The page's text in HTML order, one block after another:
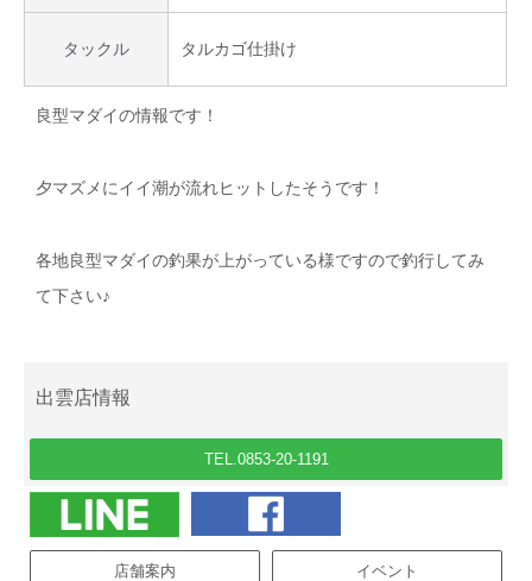
タックル タルカゴ仕掛け
良型マダイの情報です！
夕マズメにイイ潮が流れヒットしたそうです！
各地良型マダイの釣果が上がっている様ですので釣行してみ
て下さい♪
出雲店情報
TEL.0853-20-1191
店舗案内 イベント